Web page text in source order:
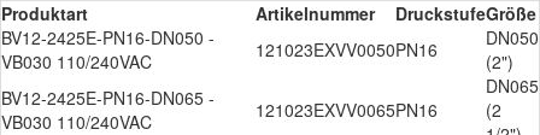
Produktart Artikelnummer DruckstufeGröße
BV12-2425E-PN16-DN050 -
VB030 110/240VAC
121023EXVV0050PN16
DN050
(2")
BV12-2425E-PN16-DN065 -
VB030 110/240VAC
121023EXVV0065PN16
DN065
(2